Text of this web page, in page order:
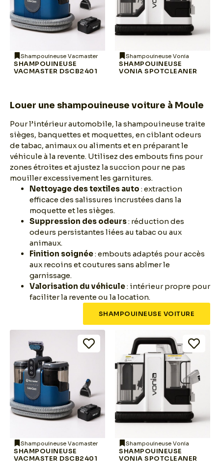
Shampouineuse Vacmaster
SHAMPOUINEUSE
VACMASTER DSCB2401
Shampouineuse Vonia
SHAMPOUINEUSE
VONIA SPOTCLEANER
Louer une shampouineuse voiture à Moule
Pour l’intérieur automobile, la shampouineuse traite
sièges, banquettes et moquettes, en ciblant odeurs
de tabac, animaux ou aliments et en préparant le
véhicule à la revente. Utilisez des embouts fins pour
zones étroites et ajustez la succion pour ne pas
mouiller excessivement les garnitures.
Nettoyage des textiles auto : extraction
efficace des salissures incrustées dans la
moquette et les sièges.
Suppression des odeurs: réduction des
odeurs persistantes liées au tabac ou aux
animaux.
Finition soignée: embouts adaptés pour accès
aux recoins et coutures sans abîmer le
garnissage.
Valorisation du véhicule: intérieur propre pour
faciliter la revente ou la location.
SHAMPOUINEUSE VOITURE
Shampouineuse Vacmaster
SHAMPOUINEUSE
VACMASTER DSCB2401
Shampouineuse Vonia
SHAMPOUINEUSE
VONIA SPOTCLEANER